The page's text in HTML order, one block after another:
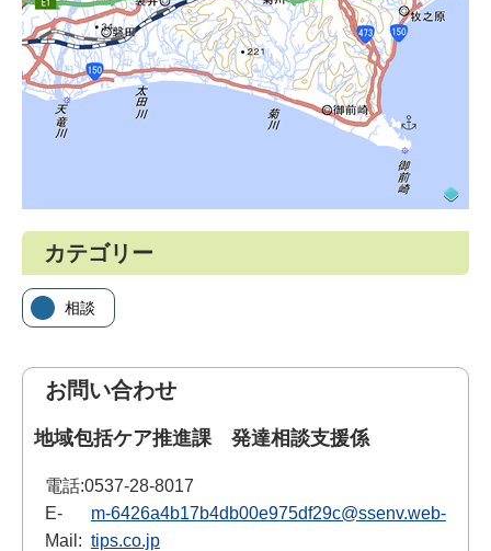
カテゴリー
相談
お問い合わせ
地域包括ケア推進課 発達相談支援係
電話:0537-28-8017
E-
Mail:
m-6426a4b17b4db00e975df29c@ssenv.web-
tips.co.jp